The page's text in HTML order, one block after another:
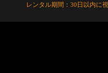
レンタル期間：30日以内に